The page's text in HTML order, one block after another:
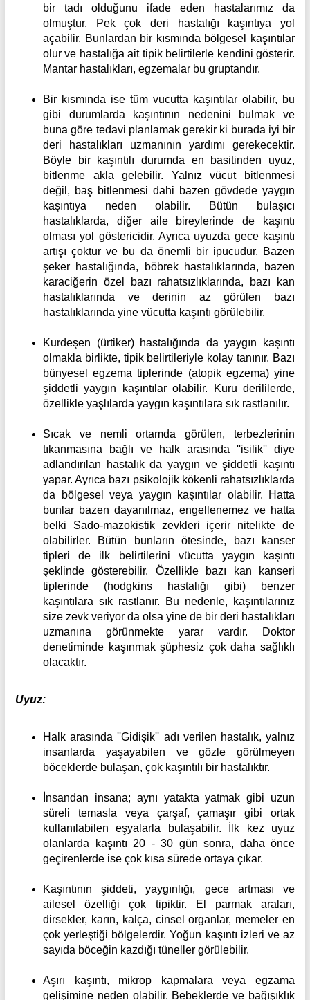
bir tadı olduğunu ifade eden hastalarımız da
olmuştur. Pek çok deri hastalığı kaşıntıya yol
açabilir. Bunlardan bir kısmında bölgesel kaşıntılar
olur ve hastalığa ait tipik belirtilerle kendini gösterir.
Mantar hastalıkları, egzemalar bu gruptandır.
Bir kısmında ise tüm vucutta kaşıntılar olabilir, bu
gibi durumlarda kaşıntının nedenini bulmak ve
buna göre tedavi planlamak gerekir ki burada iyi bir
deri hastalıkları uzmanının yardımı gerekecektir.
Böyle bir kaşıntılı durumda en basitinden uyuz,
bitlenme akla gelebilir. Yalnız vücut bitlenmesi
değil, baş bitlenmesi dahi bazen gövdede yaygın
kaşıntıya neden olabilir. Bütün bulaşıcı
hastalıklarda, diğer aile bireylerinde de kaşıntı
olması yol göstericidir. Ayrıca uyuzda gece kaşıntı
artışı çoktur ve bu da önemli bir ipucudur. Bazen
şeker hastalığında, böbrek hastalıklarında, bazen
karaciğerin özel bazı rahatsızlıklarında, bazı kan
hastalıklarında ve derinin az görülen bazı
hastalıklarında yine vücutta kaşıntı görülebilir.
Kurdeşen (ürtiker) hastalığında da yaygın kaşıntı
olmakla birlikte, tipik belirtileriyle kolay tanınır. Bazı
bünyesel egzema tiplerinde (atopik egzema) yine
şiddetli yaygın kaşıntılar olabilir. Kuru derililerde,
özellikle yaşlılarda yaygın kaşıntılara sık rastlanılır.
Sıcak ve nemli ortamda görülen, terbezlerinin
tıkanmasına bağlı ve halk arasında ''isilik'' diye
adlandırılan hastalık da yaygın ve şiddetli kaşıntı
yapar. Ayrıca bazı psikolojik kökenli rahatsızlıklarda
da bölgesel veya yaygın kaşıntılar olabilir. Hatta
bunlar bazen dayanılmaz, engellenemez ve hatta
belki Sado-mazokistik zevkleri içerir nitelikte de
olabilirler. Bütün bunların ötesinde, bazı kanser
tipleri de ilk belirtilerini vücutta yaygın kaşıntı
şeklinde gösterebilir. Özellikle bazı kan kanseri
tiplerinde (hodgkins hastalığı gibi) benzer
kaşıntılara sık rastlanır. Bu nedenle, kaşıntılarınız
size zevk veriyor da olsa yine de bir deri hastalıkları
uzmanına görünmekte yarar vardır. Doktor
denetiminde kaşınmak şüphesiz çok daha sağlıklı
olacaktır.
Uyuz:
Halk arasında ''Gidişik'' adı verilen hastalık, yalnız
insanlarda yaşayabilen ve gözle görülmeyen
böceklerde bulaşan, çok kaşıntılı bir hastalıktır.
İnsandan insana; aynı yatakta yatmak gibi uzun
süreli temasla veya çarşaf, çamaşır gibi ortak
kullanılabilen eşyalarla bulaşabilir. İlk kez uyuz
olanlarda kaşıntı 20 - 30 gün sonra, daha önce
geçirenlerde ise çok kısa sürede ortaya çıkar.
Kaşıntının şiddeti, yaygınlığı, gece artması ve
ailesel özelliği çok tipiktir. El parmak araları,
dirsekler, karın, kalça, cinsel organlar, memeler en
çok yerleştiği bölgelerdir. Yoğun kaşıntı izleri ve az
sayıda böceğin kazdığı tüneller görülebilir.
Aşırı kaşıntı, mikrop kapmalara veya egzama
gelişimine neden olabilir. Bebeklerde ve bağışıklık